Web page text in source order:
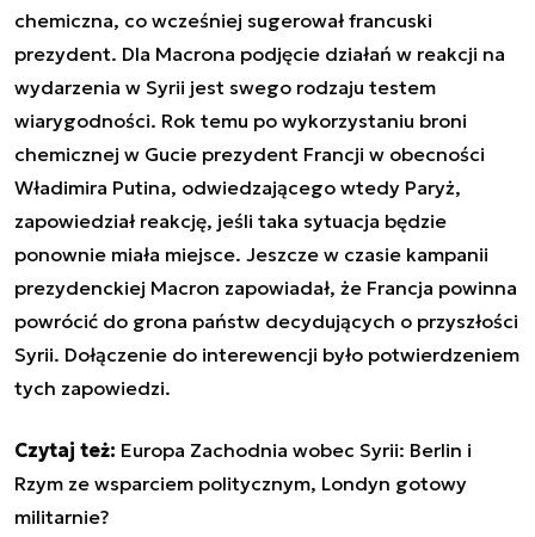
chemiczna, co wcześniej sugerował francuski
prezydent. Dla Macrona podjęcie działań w reakcji na
wydarzenia w Syrii jest swego rodzaju testem
wiarygodności. Rok temu po wykorzystaniu broni
chemicznej w Gucie prezydent Francji w obecności
Władimira Putina, odwiedzającego wtedy Paryż,
zapowiedział reakcję, jeśli taka sytuacja będzie
ponownie miała miejsce. Jeszcze w czasie kampanii
prezydenckiej Macron zapowiadał, że Francja powinna
powrócić do grona państw decydujących o przyszłości
Syrii. Dołączenie do interewencji było potwierdzeniem
tych zapowiedzi.
Czytaj też: Europa Zachodnia wobec Syrii: Berlin i
Rzym ze wsparciem politycznym, Londyn gotowy
militarnie?